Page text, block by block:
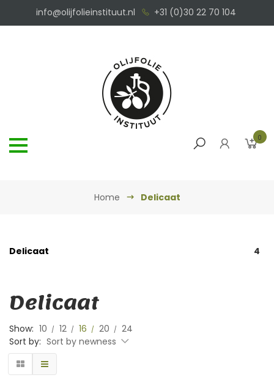
info@olijfolieinstituut.nl +31 (0)30 22 70 104
0
Home Delicaat
Delicaat 4
Delicaat
Show: 10 12 16 20
24
Sort by: Sort by newness